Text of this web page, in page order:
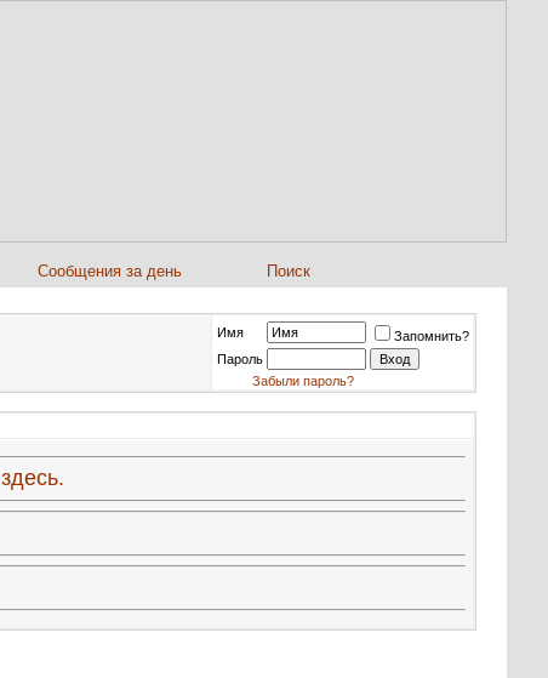
Сообщения за день Поиск
Имя
Запомнить?
Пароль
Забыли пароль?
здесь.